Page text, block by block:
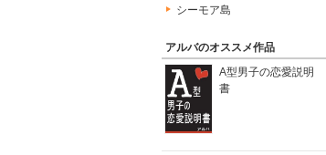
シーモア島
アルバのオススメ作品
A型男子の恋愛説明
書